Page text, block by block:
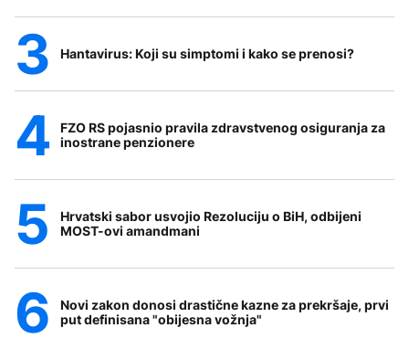
Hantavirus: Koji su simptomi i kako se prenosi?
FZO RS pojasnio pravila zdravstvenog osiguranja za
inostrane penzionere
Hrvatski sabor usvojio Rezoluciju o BiH, odbijeni
MOST-ovi amandmani
Novi zakon donosi drastične kazne za prekršaje, prvi
put definisana "obijesna vožnja"